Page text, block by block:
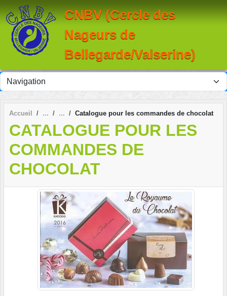
CNBV (Cercle des
Nageurs de
Bellegarde/Valserine)
Accueil Catalogue pour les commandes de chocolat
CATALOGUE POUR LES
COMMANDES DE
CHOCOLAT
Panneau de gestion des cookies